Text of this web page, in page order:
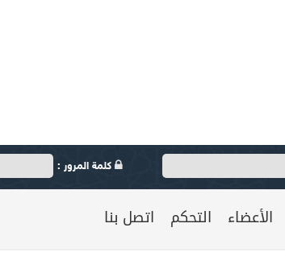
كلمة المرور :
الأعضاء التحكم اتصل بنا